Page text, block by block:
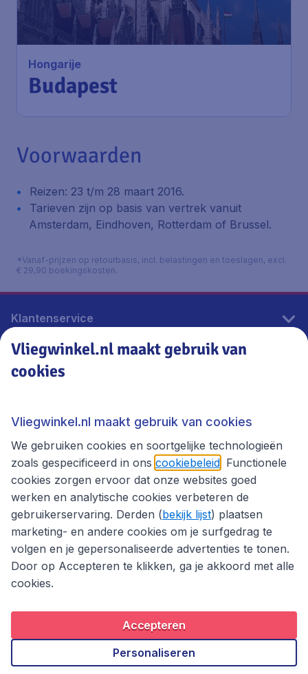
Hongarije
Budapest
Voorwaarden
Reizen: 23 t/m 28 maart 2016.
Tarieven zijn op basis van vertrek vanuit
Amsterdam, Eindhoven, Rotterdam of Brussel.
*Vanaf-prijzen op retourbasis, incl. belastingen en toeslagen, excl.
€ 29,90 boekingskosten.
Klantenservice
Vliegwinkel.nl
Thema's
Privacybeleid
Copyright © 2026
Vliegwinkel.nl maakt gebruik van
cookies
Vliegwinkel.nl maakt gebruik van cookies
We gebruiken cookies en soortgelijke technologieën
zoals gespecificeerd in ons cookiebeleid . Functionele
cookies zorgen ervoor dat onze websites goed
werken en analytische cookies verbeteren de
gebruikerservaring. Derden (bekijk lijst) plaatsen
marketing- en andere cookies om je surfgedrag te
volgen en je gepersonaliseerde advertenties te tonen.
Door op Accepteren te klikken, ga je akkoord met alle
cookies.
Accepteren
Personaliseren